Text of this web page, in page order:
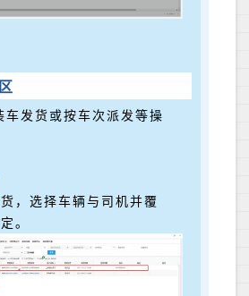
车发货或按车次派发等操
，选择车辆与司机并覆
。